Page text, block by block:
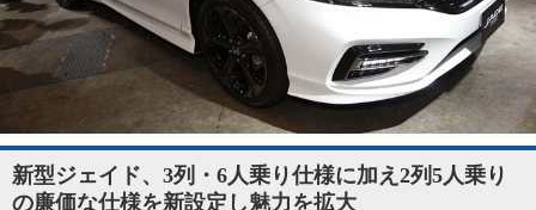
新型ジェイド、3列・6人乗り仕様に加え2列5人乗り
の廉価な仕様を新設定し魅力を拡大